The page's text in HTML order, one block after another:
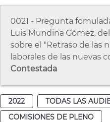
0021 - Pregunta
Luis Mundina Gómez,
sobre el "Retraso de las
laborales de las nuevas
Contestada
2022 TODAS LAS
COMISIONES DE PLENO